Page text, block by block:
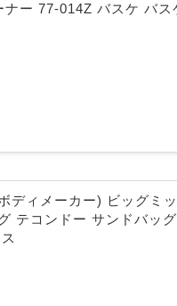
ナー 77-014Z バスケ バス
ディメーカー) ビッグミ
テコンドー サンドバッ